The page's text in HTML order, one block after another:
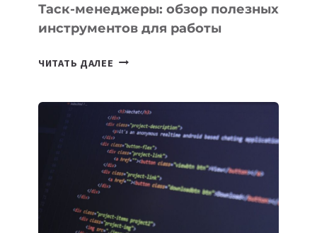
Таск-менеджеры: обзор полезных
инструментов для работы
ЧИТАТЬ ДАЛЕЕ ТАСК-
ПОЛЕЗНЫХ
ИНСТРУМЕНТОВ
ДЛЯ
РАБОТЫ